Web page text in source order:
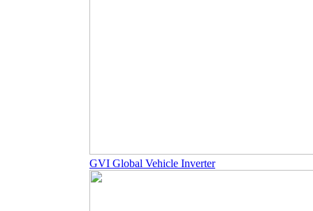
GVI Global Vehicle Inverter